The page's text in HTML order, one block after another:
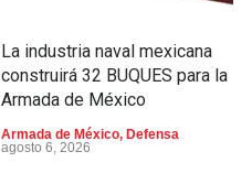
La industria naval mexicana
construirá 32 BUQUES para la
Armada de México
Armada de México, Defensa
agosto 6, 2026